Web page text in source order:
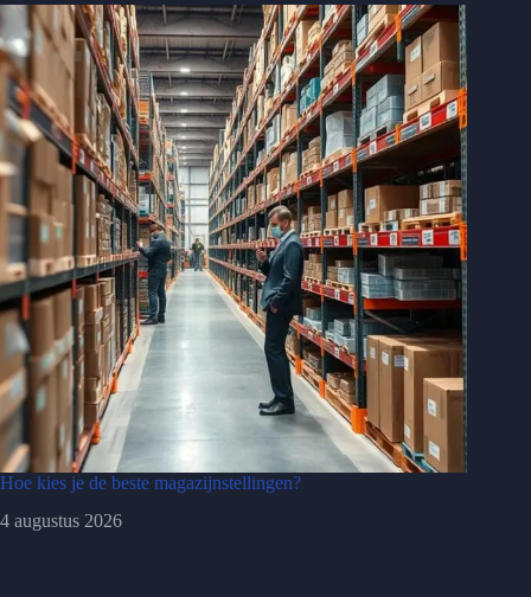
Hoe kies je de beste magazijnstellingen?
4 augustus 2026